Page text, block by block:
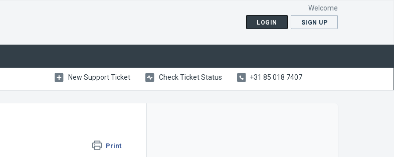
Welcome
LOGIN SIGN UP
New Support Ticket Check Ticket Status +31 85 018 7407
Print